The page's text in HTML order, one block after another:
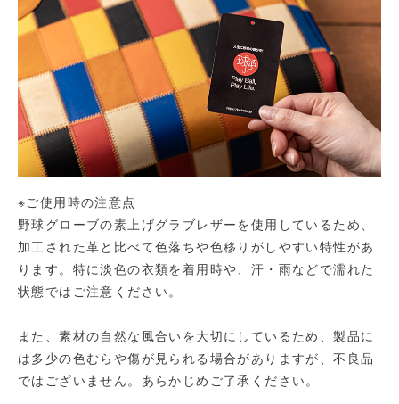
※ご使用時の注意点
野球グローブの素上げグラブレザーを使用しているため、
加工された革と比べて色落ちや色移りがしやすい特性があ
ります。特に淡色の衣類を着用時や、汗・雨などで濡れた
状態ではご注意ください。
また、素材の自然な風合いを大切にしているため、製品に
は多少の色むらや傷が見られる場合がありますが、不良品
ではございません。あらかじめご了承ください。